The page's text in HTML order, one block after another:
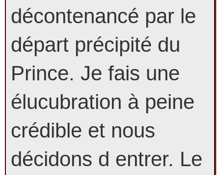
décontenancé par le
départ précipité du
Prince. Je fais une
élucubration à peine
crédible et nous
décidons d entrer. Le